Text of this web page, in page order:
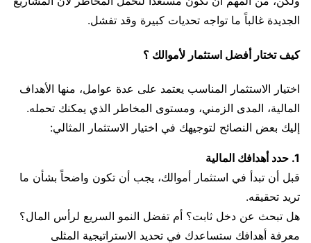
الجديدة غالباً ما تواجه تحديات كبيرة وقد تفشل.
كيف تختار أفضل استثمار لأموالك ؟
اختيار الاستثمار المناسب يعتمد على عدة عوامل، منها الأهداف
المالية، المدى الزمني، ومستوى المخاطر الذي يمكنك تحمله.
إليك بعض النصائح لتوجيهك في اختيار الاستثمار المثالي:
1. حدد أهدافك المالية
قبل أن تبدأ في استثمار أموالك، يجب أن تكون واضحاً بشأن ما
تريد تحقيقه.
هل تبحث عن دخل ثابت؟ أم تفضل النمو السريع لرأس المال؟
معرفة أهدافك ستساعدك في تحديد الاستراتيجية المثلى